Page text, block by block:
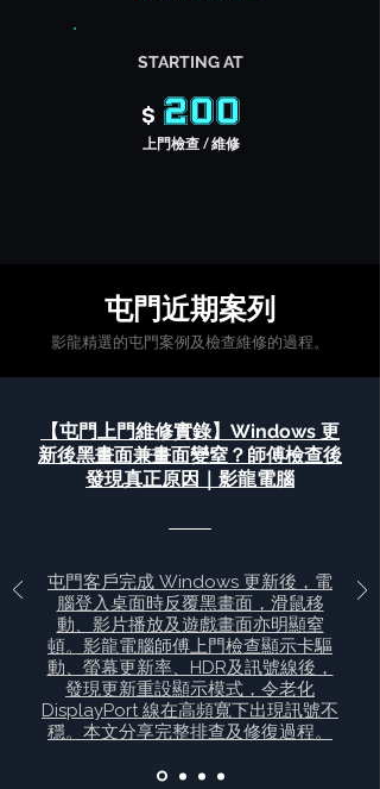
STARTING AT
$ 200
上門檢查 / 維修
​屯門近期案列
​影龍精選的屯門案例及檢查維修的過程。
【屯門上門維修實錄】Windows 更
新後黑畫面兼畫面變窒？師傅檢查後
發現真正原因｜影龍電腦
屯門客戶完成 Windows 更新後，電
腦登入桌面時反覆黑畫面，滑鼠移
動、影片播放及遊戲畫面亦明顯窒
頓。影龍電腦師傅上門檢查顯示卡驅
動、螢幕更新率、HDR及訊號線後，
發現更新重設顯示模式，令老化
DisplayPort 線在高頻寬下出現訊號不
穩。本文分享完整排查及修復過程。